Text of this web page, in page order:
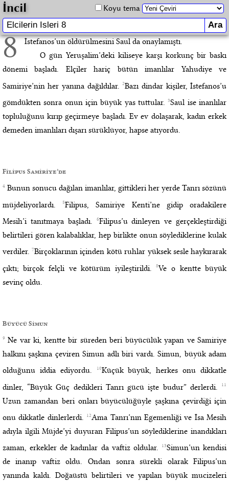
İncil Koyu tema
8
İstefanos’un öldürülmesini Saul da onaylamıştı.
O gün Yeruşalim’deki kiliseye karşı korkunç bir baskı
dönemi başladı. Elçiler hariç bütün imanlılar Yahudiye ve
Samiriye’nin her yanına dağıldılar.2Bazı dindar kişiler, İstefanos’u
gömdükten sonra onun için büyük yas tuttular.3Saul ise inanlılar
topluluğunu kırıp geçirmeye başladı. Ev ev dolaşarak, kadın erkek
demeden imanlıları dışarı sürüklüyor, hapse atıyordu.
Filipus Samiriye’de
4Bunun sonucu dağılan imanlılar, gittikleri her yerde Tanrı sözünü
müjdeliyorlardı.5Filipus, Samiriye Kenti’ne gidip oradakilere
Mesih’i tanıtmaya başladı.
6Filipus’u dinleyen ve gerçekleştirdiği
belirtileri gören kalabalıklar, hep birlikte onun söylediklerine kulak
verdiler.7Birçoklarının içinden kötü ruhlar yüksek sesle haykırarak
çıktı; birçok felçli ve kötürüm iyileştirildi.8Ve o kentte büyük
sevinç oldu.
Büyücü Simun
9 Ne var ki, kentte bir süreden beri büyücülük yapan ve Samiriye
halkını şaşkına çeviren Simun adlı biri vardı. Simun, büyük adam
olduğunu iddia ediyordu.
10Küçük büyük, herkes onu dikkatle
dinler, “Büyük Güç dedikleri Tanrı gücü işte budur” derlerdi.
11
Uzun zamandan beri onları büyücülüğüyle şaşkına çevirdiği için
onu dikkatle dinlerlerdi.
12Ama Tanrı’nın Egemenliği ve İsa Mesih
adıyla ilgili Müjde’yi duyuran Filipus’un söylediklerine inandıkları
zaman, erkekler de kadınlar da vaftiz oldular.
13Simun’un kendisi
de inanıp vaftiz oldu. Ondan sonra sürekli olarak Filipus’un
yanında kaldı. Doğaüstü belirtileri ve yapılan büyük mucizeleri